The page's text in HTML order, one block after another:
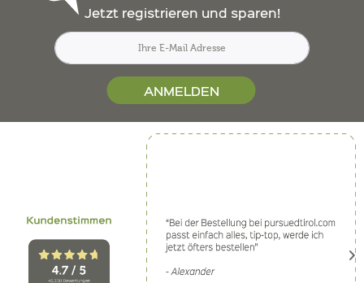
Jetzt registrieren und sparen!
ANMELDEN